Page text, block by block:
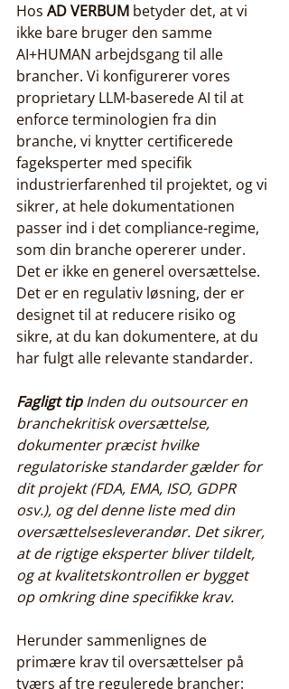
Hos AD VERBUM betyder det, at vi
ikke bare bruger den samme
AI+HUMAN arbejdsgang til alle
brancher. Vi konfigurerer vores
proprietary LLM-baserede AI til at
enforce terminologien fra din
branche, vi knytter certificerede
fageksperter med specifik
industrierfarenhed til projektet, og vi
sikrer, at hele dokumentationen
passer ind i det compliance-regime,
som din branche opererer under.
Det er ikke en generel oversættelse.
Det er en regulativ løsning, der er
designet til at reducere risiko og
sikre, at du kan dokumentere, at du
har fulgt alle relevante standarder.
Fagligt tip Inden du outsourcer en
branchekritisk oversættelse,
dokumenter præcist hvilke
regulatoriske standarder gælder for
dit projekt (FDA, EMA, ISO, GDPR
osv.), og del denne liste med din
oversættelsesleverandør. Det sikrer,
at de rigtige eksperter bliver tildelt,
og at kvalitetskontrollen er bygget
op omkring dine specifikke krav.
Herunder sammenlignes de
primære krav til oversættelser på
tværs af tre regulerede brancher: